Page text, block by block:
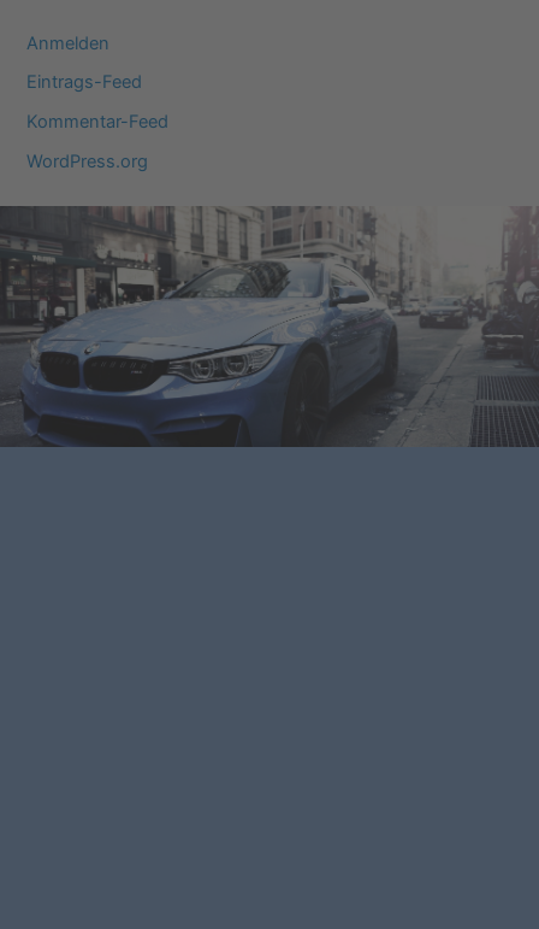
Anmelden
Eintrags-Feed
Kommentar-Feed
WordPress.org